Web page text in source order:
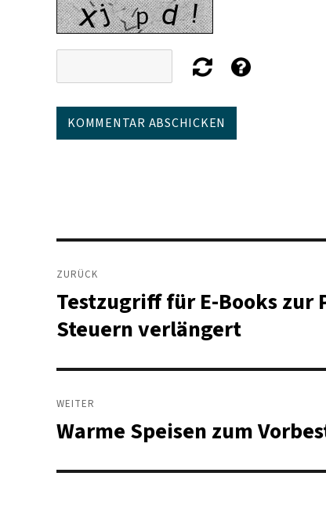
Beitragsnavigation
ZURÜCK
Vorheriger
Beitrag:
Testzugriff für E-Books
Steuern verlängert
WEITER
Nächster
Warme Speisen zum